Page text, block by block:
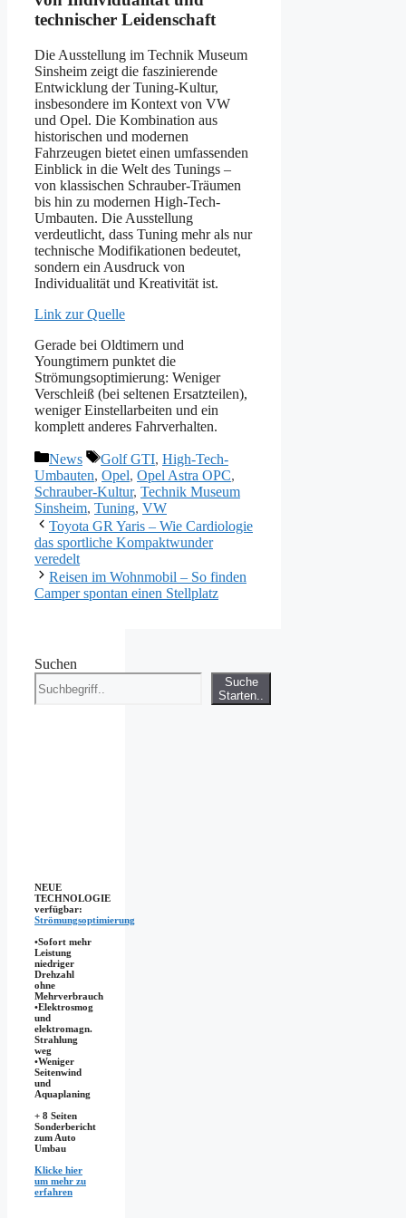
technischer Leidenschaft
Die Ausstellung im Technik Museum
Sinsheim zeigt die faszinierende
Entwicklung der Tuning-Kultur,
insbesondere im Kontext von VW
und Opel. Die Kombination aus
historischen und modernen
Fahrzeugen bietet einen umfassenden
Einblick in die Welt des Tunings –
von klassischen Schrauber-Träumen
bis hin zu modernen High-Tech-
Umbauten. Die Ausstellung
verdeutlicht, dass Tuning mehr als nur
technische Modifikationen bedeutet,
sondern ein Ausdruck von
Individualität und Kreativität ist.
Link zur Quelle
Gerade bei Oldtimern und
Youngtimern punktet die
Strömungsoptimierung: Weniger
Verschleiß (bei seltenen Ersatzteilen),
weniger Einstellarbeiten und ein
komplett anderes Fahrverhalten.
Kategorien
News Schlagwörter
Golf GTI, High-Tech-
Umbauten, Opel, Opel Astra OPC,
Schrauber-Kultur, Technik Museum
Sinsheim, Tuning, VW
Toyota GR Yaris – Wie Cardiologie
das sportliche Kompaktwunder
veredelt
Reisen im Wohnmobil – So finden
Camper spontan einen Stellplatz
Suchen
Suche
Starten..
NEUE
TECHNOLOGIE
verfügbar:
Strömungsoptimierung
•Sofort mehr
Leistung
niedriger
Drehzahl
ohne
Mehrverbrauch
•Elektrosmog
und
elektromagn.
Strahlung
weg
•​Weniger
Seitenwind
und
Aquaplaning
+ 8 Seiten
Sonderbericht
zum Auto
Umbau
Klicke hier
um mehr zu
erfahren